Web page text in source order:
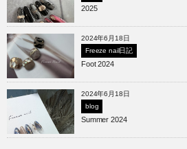
2025
2024年6月18日
Freeze nail日記
Foot 2024
2024年6月18日
blog
Summer 2024